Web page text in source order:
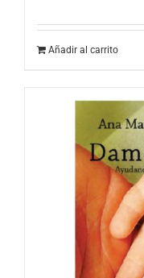
Añadir al carrito